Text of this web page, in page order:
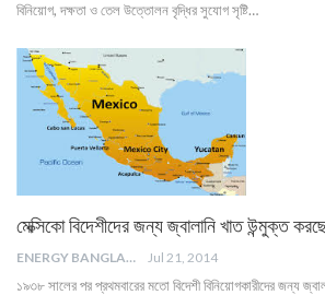
বিনিয়োগ, দক্ষতা ও তেল উত্তোলন বৃদ্ধির সুযোগ সৃষ্টি…
মেক্সিকো বিদেশীদের জন্য জ্বালানি খাত উন্মুক্ত
ENERGY BANGLA Jul 21, 2014
১৯৩৮ সালের পর প্রথমবারের মতো বিদেশী বিনিয়োগকারীদের জন্য